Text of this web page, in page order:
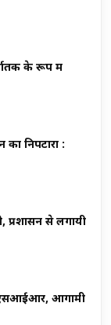
के रूप में
निपटारा :
प्रशासन से लगायी
एसआईआर, आगामी